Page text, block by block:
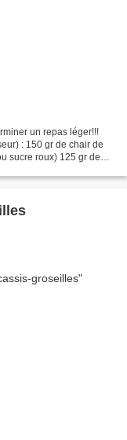
un repas léger!!!
: 150 gr de chair de
sucre roux) 125 gr de